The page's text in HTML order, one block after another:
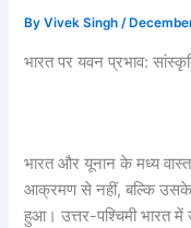
ByVivek Singh/
भारत पर यवन प्रभाव:
भारत और यूनान के मध्य
आक्रमण से नहीं, बल्कि उसके
हुआ। उत्तर-पश्चिमी भारत